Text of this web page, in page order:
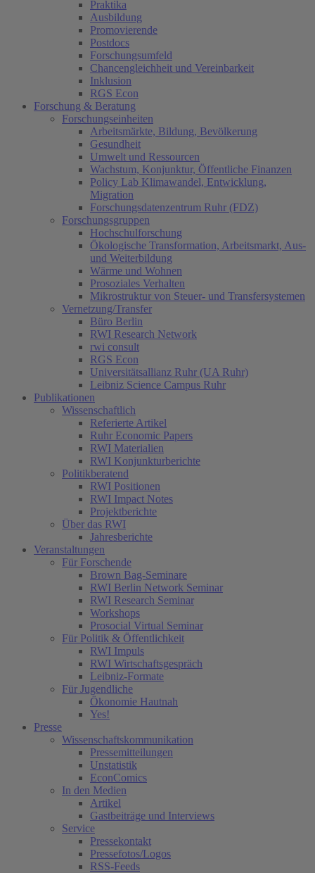
Praktika
Ausbildung
Promovierende
Postdocs
Forschungsumfeld
Chancengleichheit und Vereinbarkeit
Inklusion
RGS Econ
Forschung & Beratung
Forschungseinheiten
Arbeitsmärkte, Bildung, Bevölkerung
Gesundheit
Umwelt und Ressourcen
Wachstum, Konjunktur, Öffentliche Finanzen
Policy Lab Klimawandel, Entwicklung,
Migration
Forschungsdatenzentrum Ruhr (FDZ)
Forschungsgruppen
Hochschulforschung
Ökologische Transformation, Arbeitsmarkt, Aus-
und Weiterbildung
Wärme und Wohnen
Prosoziales Verhalten
Mikrostruktur von Steuer- und Transfersystemen
Vernetzung/Transfer
Büro Berlin
RWI Research Network
rwi consult
RGS Econ
Universitätsallianz Ruhr (UA Ruhr)
Leibniz Science Campus Ruhr
Publikationen
Wissenschaftlich
Referierte Artikel
Ruhr Economic Papers
RWI Materialien
RWI Konjunkturberichte
Politikberatend
RWI Positionen
RWI Impact Notes
Projektberichte
Über das RWI
Jahresberichte
Veranstaltungen
Für Forschende
Brown Bag-Seminare
RWI Berlin Network Seminar
RWI Research Seminar
Workshops
Prosocial Virtual Seminar
Für Politik & Öffentlichkeit
RWI Impuls
RWI Wirtschaftsgespräch
Leibniz-Formate
Für Jugendliche
Ökonomie Hautnah
Yes!
Presse
Wissenschaftskommunikation
Pressemitteilungen
Unstatistik
EconComics
In den Medien
Artikel
Gastbeiträge und Interviews
Service
Pressekontakt
Pressefotos/Logos
RSS-Feeds